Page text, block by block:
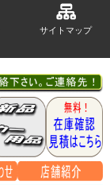
サイトマップ